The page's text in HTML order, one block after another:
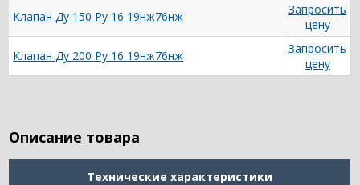
Клапан Ду 150 Ру 16 19нж76нж
Запросить
цену
Клапан Ду 200 Ру 16 19нж76нж
Запросить
цену
Описание товара
Технические характеристики